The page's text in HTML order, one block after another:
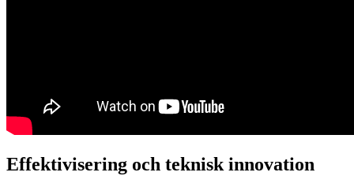
Effektivisering och teknisk innovation